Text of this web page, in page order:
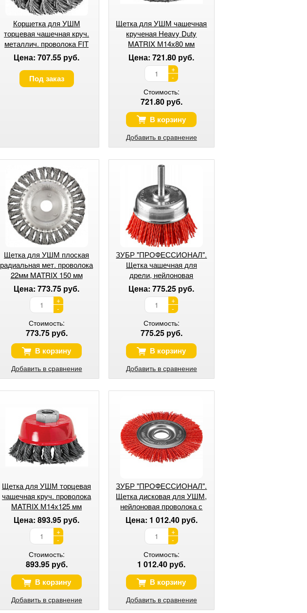
Корщетка для УШМ
торцевая чашечная круч.
металлич. проволока FIT
М14х125 мм
Цена: 707.55 руб.
Под заказ
Щетка для УШМ чашечная
крученая Heavy Duty
MATRIX М14х80 мм
Цена: 721.80 руб.
+
-
Стоимость:
721.80 руб.
В корзину
Добавить в сравнение
Щетка для УШМ плоская
радиальная мет. проволока
22мм MATRIX 150 мм
Цена: 773.75 руб.
+
-
Стоимость:
773.75 руб.
В корзину
Добавить в сравнение
ЗУБР "ПРОФЕССИОНАЛ".
Щетка чашечная для
дрели, нейлоновая
проволока с абразивным
покрытием, 63мм
Цена: 775.25 руб.
+
-
Стоимость:
775.25 руб.
В корзину
Добавить в сравнение
Щетка для УШМ торцевая
чашечная круч. проволока
MATRIX М14х125 мм
Цена: 893.95 руб.
+
-
Стоимость:
893.95 руб.
В корзину
Добавить в сравнение
ЗУБР "ПРОФЕССИОНАЛ".
Щетка дисковая для УШМ,
нейлоновая проволока с
абразивным покрытием,
125х22мм
Цена: 1 012.40 руб.
+
-
Стоимость:
1 012.40 руб.
В корзину
Добавить в сравнение